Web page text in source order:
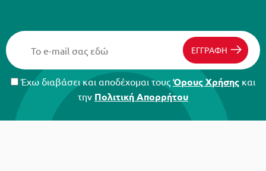
ΕΓΓΡΑΦΗ
Έχω διαβάσει και αποδέχομαι τους Όρους Χρήσης και
την Πολιτική Απορρήτου